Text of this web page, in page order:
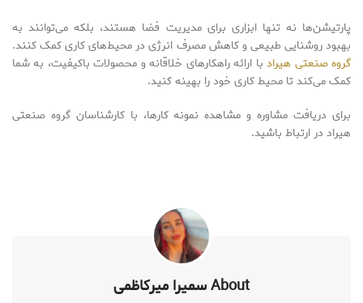
پارتیشن‌ها نه تنها ابزاری برای مدیریت فضا هستند، بلکه می‌توانند به
بهبود روشنایی طبیعی و کاهش مصرف انرژی در محیط‌های کاری کمک کنند.
گروه صنعتی هیرادبا ارائه راهکارهای خلاقانه و محصولات باکیفیت، به شما
کمک می‌کند تا محیط کاری خود را بهینه کنید.
برای دریافت مشاوره و مشاهده نمونه کارها، با کارشناسان گروه صنعتی
هیراد در ارتباط باشید.
About سمیرا میرکاظمی